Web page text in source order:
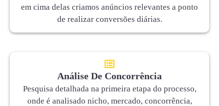
em cima delas criamos anúncios relevantes a ponto
de realizar conversões diárias.
Análise De Concorrência
Pesquisa detalhada na primeira etapa do processo,
onde é analisado nicho, mercado, concorrência,